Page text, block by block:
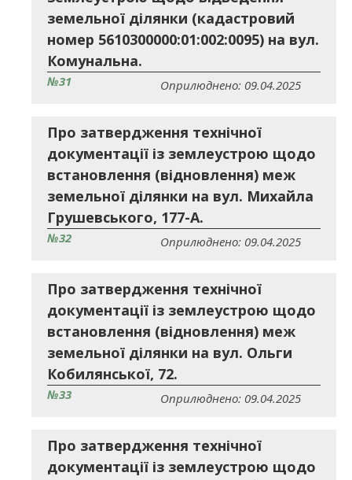
земельної ділянки (кадастровий
номер 5610300000:01:002:0095) на вул.
Комунальна.
№31 Оприлюднено: 09.04.2025
Про затвердження технічної
документації із землеустрою щодо
встановлення (відновлення) меж
земельної ділянки на вул. Михайла
Грушевського, 177-А.
№32 Оприлюднено: 09.04.2025
Про затвердження технічної
документації із землеустрою щодо
встановлення (відновлення) меж
земельної ділянки на вул. Ольги
Кобилянської, 72.
№33 Оприлюднено: 09.04.2025
Про затвердження технічної
документації із землеустрою щодо